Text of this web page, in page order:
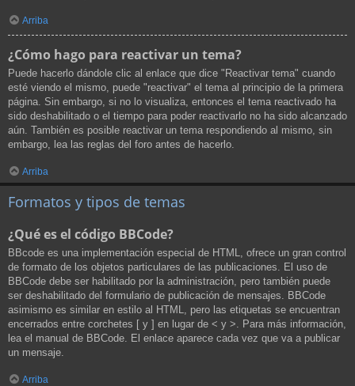
Arriba
¿Cómo hago para reactivar un tema?
Puede hacerlo dándole clic al enlace que dice "Reactivar tema" cuando
esté viendo el mismo, puede "reactivar" el tema al principio de la primera
página. Sin embargo, si no lo visualiza, entonces el tema reactivado ha
sido deshabilitado o el tiempo para poder reactivarlo no ha sido alcanzado
aún. También es posible reactivar un tema respondiendo al mismo, sin
embargo, lea las reglas del foro antes de hacerlo.
Arriba
Formatos y tipos de temas
¿Qué es el código BBCode?
BBcode es una implementación especial de HTML, ofrece un gran control
de formato de los objetos particulares de las publicaciones. El uso de
BBCode debe ser habilitado por la administración, pero también puede
ser deshabilitado del formulario de publicación de mensajes. BBCode
asimismo es similar en estilo al HTML, pero las etiquetas se encuentran
encerrados entre corchetes [ y ] en lugar de < y >. Para más información,
lea el manual de BBCode. El enlace aparece cada vez que va a publicar
un mensaje.
Arriba